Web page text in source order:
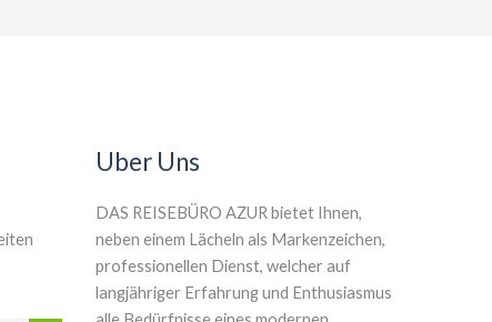
Uber Uns
DAS REISEBÜRO AZUR bietet Ihnen,
neben einem Lächeln als Markenzeichen,
professionellen Dienst, welcher auf
langjähriger Erfahrung und Enthusiasmus